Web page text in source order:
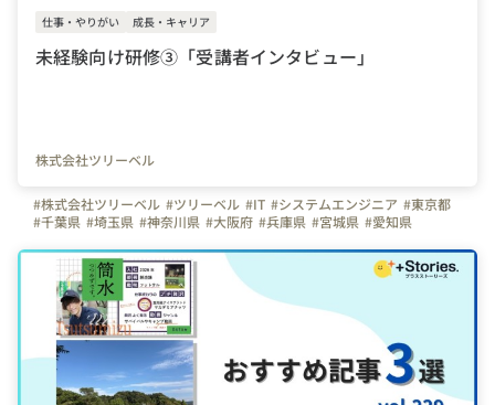
仕事・やりがい 成長・キャリア
未経験向け研修③「受講者インタビュー」
株式会社ツリーベル
#株式会社ツリーベル #ツリーベル #IT #システムエンジニア #東京都
#千葉県 #埼玉県 #神奈川県 #大阪府 #兵庫県 #宮城県 #愛知県